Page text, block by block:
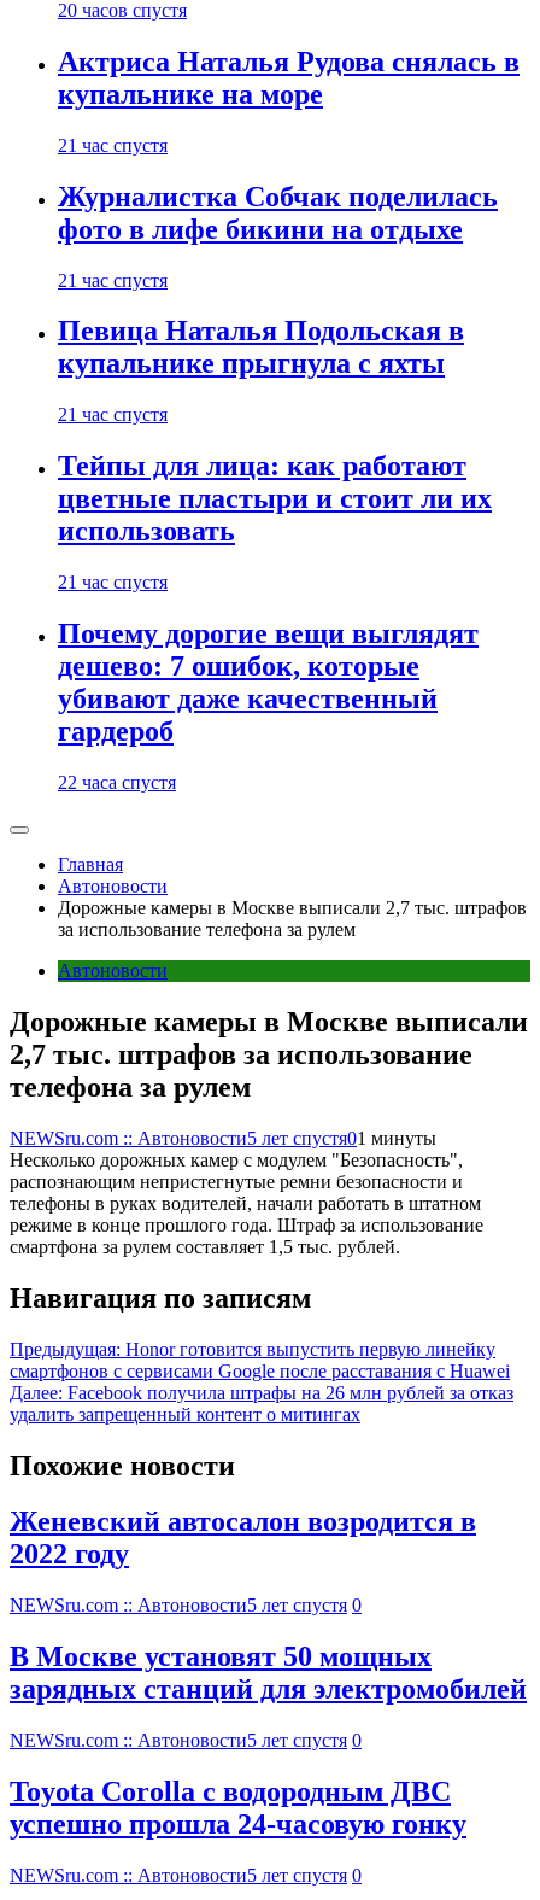
20 часов спустя
Актриса Наталья Рудова снялась в
купальнике на море
21 час спустя
Журналистка Собчак поделилась
фото в лифе бикини на отдыхе
21 час спустя
Певица Наталья Подольская в
купальнике прыгнула с яхты
21 час спустя
Тейпы для лица: как работают
цветные пластыри и стоит ли их
использовать
21 час спустя
Почему дорогие вещи выглядят
дешево: 7 ошибок, которые
убивают даже качественный
гардероб
22 часа спустя
Главная
Автоновости
Дорожные камеры в Москве выписали 2,7 тыс. штрафов
за использование телефона за рулем
Автоновости
Дорожные камеры в Москве выписали
2,7 тыс. штрафов за использование
телефона за рулем
NEWSru.com :: Автоновости5 лет спустя01 минуты
Несколько дорожных камер с модулем "Безопасность",
распознающим непристегнутые ремни безопасности и
телефоны в руках водителей, начали работать в штатном
режиме в конце прошлого года. Штраф за использование
смартфона за рулем составляет 1,5 тыс. рублей.
Навигация по записям
Предыдущая: Honor готовится выпустить первую линейку
смартфонов с сервисами Google после расставания с Huawei
Далее: Facebook получила штрафы на 26 млн рублей за отказ
удалить запрещенный контент о митингах
Похожие новости
Женевский автосалон возродится в
2022 году
NEWSru.com :: Автоновости5 лет спустя 0
В Москве установят 50 мощных
зарядных станций для электромобилей
NEWSru.com :: Автоновости5 лет спустя 0
Toyota Corolla с водородным ДВС
успешно прошла 24-часовую гонку
NEWSru.com :: Автоновости5 лет спустя 0